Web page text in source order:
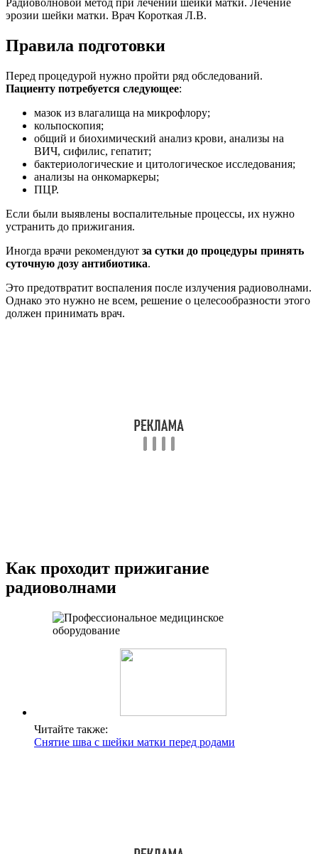
Радиоволновой метод при лечении шейки матки. Лечение
эрозии шейки матки. Врач Короткая Л.В.
Правила подготовки
Перед процедурой нужно пройти ряд обследований.
Пациенту потребуется следующее:
мазок из влагалища на микрофлору;
кольпоскопия;
общий и биохимический анализ крови, анализы на
ВИЧ, сифилис, гепатит;
бактериологические и цитологическое исследования;
анализы на онкомаркеры;
ПЦР.
Если были выявлены воспалительные процессы, их нужно
устранить до прижигания.
Иногда врачи рекомендуют за сутки до процедуры принять
суточную дозу антибиотика.
Это предотвратит воспаления после излучения радиоволнами.
Однако это нужно не всем, решение о целесообразности этого
должен принимать врач.
Как проходит прижигание
радиоволнами
Читайте также:
Снятие шва с шейки матки перед родами